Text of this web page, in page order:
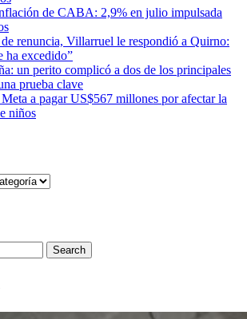
de CABA: 2,9% en julio impulsada
renuncia, Villarruel le respondió a Quirno:
ha excedido”
un perito complicó a dos de los principales
prueba clave
a pagar US$567 millones por afectar la
niños
Search